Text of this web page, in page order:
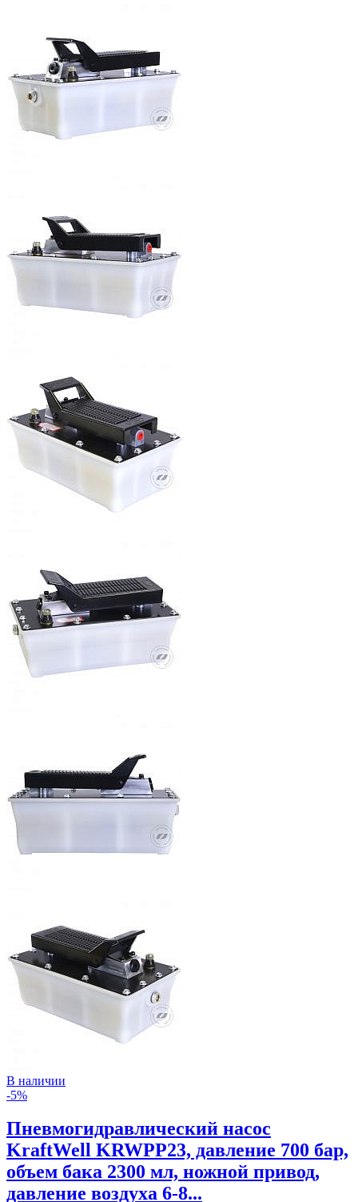
В наличии
-5%
Пневмогидравлический насос
KraftWell KRWPP23, давление 700 бар,
объем бака 2300 мл, ножной привод,
давление воздуха 6-8...